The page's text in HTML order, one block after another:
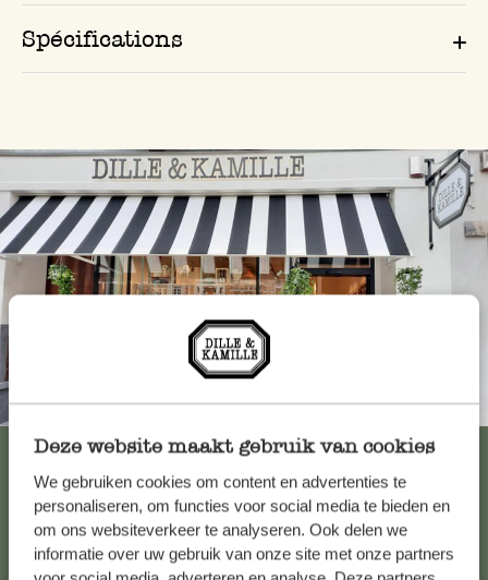
Deze website maakt gebruik van cookies
We gebruiken cookies om content en advertenties te
personaliseren, om functies voor social media te bieden en
om ons websiteverkeer te analyseren. Ook delen we
informatie over uw gebruik van onze site met onze partners
Spécifications
Toujours à proximité
Voir les 62 magasins
Service clientèle